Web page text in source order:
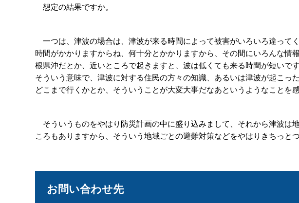
想定の結果ですか。
一つは、津波の場合は、津波が来る時間によって被害がいろいろ違って
時間がかかりますからね、何十分とかかりますから、その間にいろんな
根県沖だとか、近いところで起きますと、波は低くても来る時間が短いで
そういう意味で、津波に対する住民の方々の知識、あるいは津波が起こ
どこまで行くかとか、そういうことが大変大事だなあというようなことを
そういうものをやはり防災計画の中に盛り込みまして、それから津波は
ころもありますから、そういう地域ごとの避難対策などをやはりきちっと
お問い合わせ先